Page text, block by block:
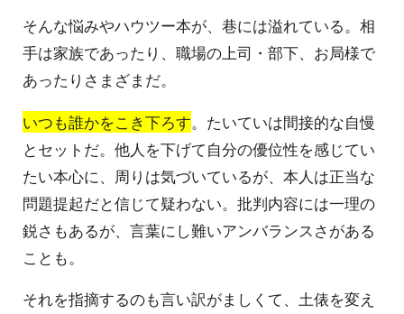
そんな悩みやハウツー本が、巷には溢れている。相
手は家族であったり、職場の上司・部下、お局様で
あったりさまざまだ。
いつも誰かをこき下ろす。たいていは間接的な自慢
とセットだ。他人を下げて自分の優位性を感じてい
たい本心に、周りは気づいているが、本人は正当な
問題提起だと信じて疑わない。批判内容には一理の
鋭さもあるが、言葉にし難いアンバランスさがある
ことも。
それを指摘するのも言い訳がましくて、土俵を変え